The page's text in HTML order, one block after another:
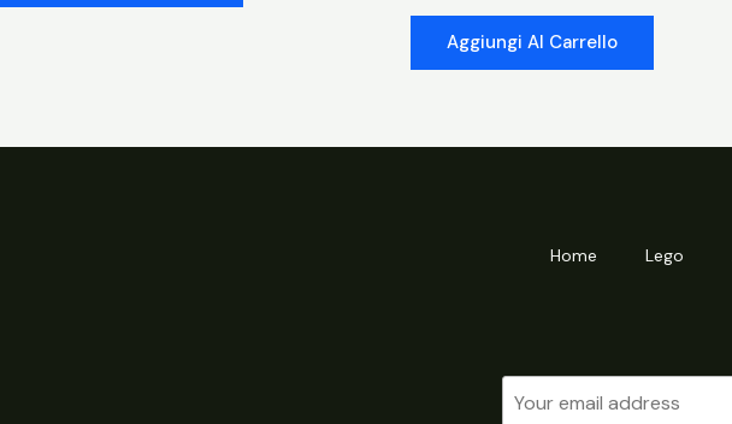
Aggiungi Al Carrello
Home Lego